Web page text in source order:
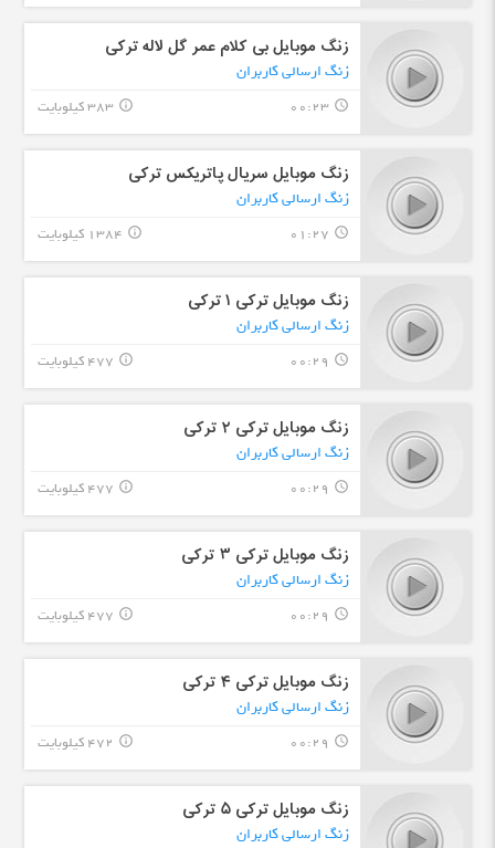
زنگ موبایل بی کلام عمر گل لاله ترکی
زنگ ارسالی کاربران
query_builder
00:23 383 کیلوبایت info_outline
زنگ موبایل سریال پاتریکس ترکی
زنگ ارسالی کاربران
query_builder
01:27 1384 کیلوبایت info_outline
زنگ موبایل ترکی ۱ ترکی
زنگ ارسالی کاربران
query_builder
00:29 477 کیلوبایت info_outline
زنگ موبایل ترکی ۲ ترکی
زنگ ارسالی کاربران
query_builder
00:29 477 کیلوبایت info_outline
زنگ موبایل ترکی ۳ ترکی
زنگ ارسالی کاربران
query_builder
00:29 477 کیلوبایت info_outline
زنگ موبایل ترکی ۴ ترکی
زنگ ارسالی کاربران
query_builder
00:29 472 کیلوبایت info_outline
زنگ موبایل ترکی ۵ ترکی
زنگ ارسالی کاربران